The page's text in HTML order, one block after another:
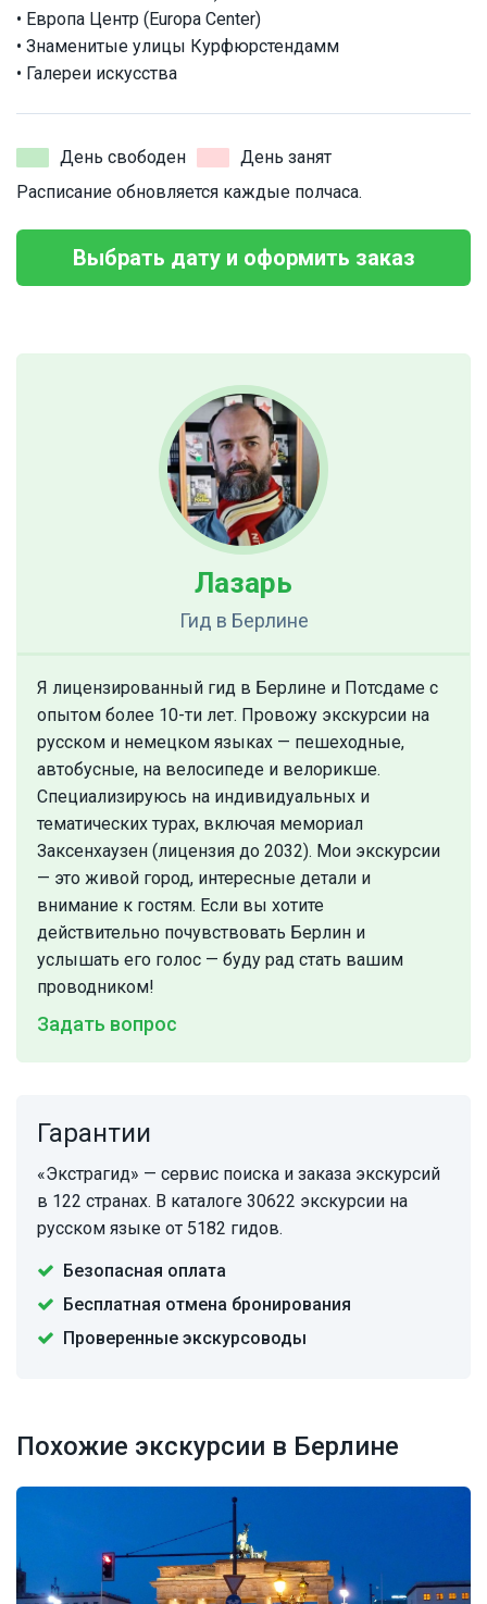
• Европа Центр (Europa Center)
• Знаменитые улицы Курфюрстендамм
• Галереи искусства
День свободен
День занят
Расписание обновляется каждые полчаса.
Выбрать дату и оформить заказ
Лазарь
Гид в Берлине
Я лицензированный гид в Берлине и Потсдаме с
опытом более 10-ти лет. Провожу экскурсии на
русском и немецком языках — пешеходные,
автобусные, на велосипеде и велорикше.
Специализируюсь на индивидуальных и
тематических турах, включая мемориал
Заксенхаузен (лицензия до 2032). Мои экскурсии
— это живой город, интересные детали и
внимание к гостям. Если вы хотите
действительно почувствовать Берлин и
услышать его голос — буду рад стать вашим
проводником!
Задать вопрос
Гарантии
«Экстрагид» — сервис поиска и заказа экскурсий
в 122 странах. В каталоге 30622 экскурсии на
русском языке от 5182 гидов.
Безопасная оплата
Бесплатная отмена бронирования
Проверенные экскурсоводы
Похожие экскурсии в Берлине